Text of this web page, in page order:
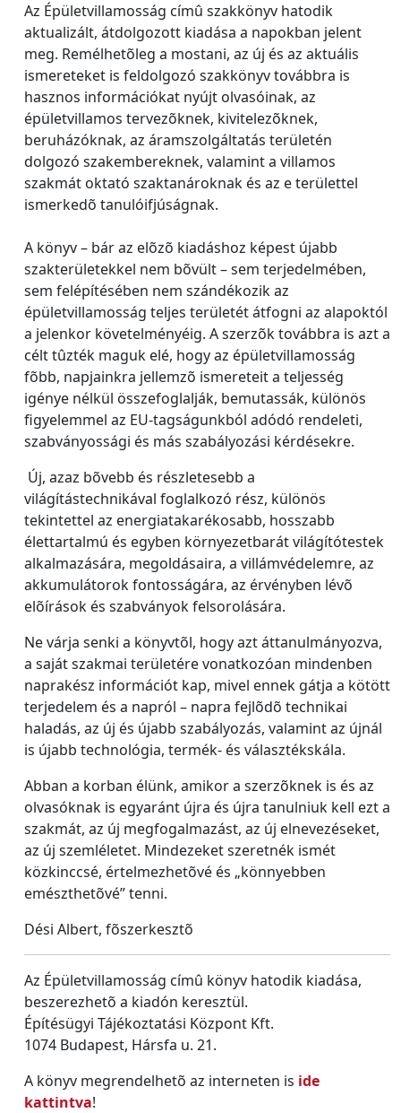
Az Épületvillamosság címû szakkönyv hatodik
aktualizált, átdolgozott kiadása a napokban jelent
meg. Remélhetõleg a mostani, az új és az aktuális
ismereteket is feldolgozó szakkönyv továbbra is
hasznos információkat nyújt olvasóinak, az
épületvillamos tervezõknek, kivitelezõknek,
beruházóknak, az áramszolgáltatás területén
dolgozó szakembereknek, valamint a villamos
szakmát oktató szaktanároknak és az e területtel
ismerkedõ tanulóifjúságnak.
A könyv – bár az elõzõ kiadáshoz képest újabb
szakterületekkel nem bõvült – sem terjedelmében,
sem felépítésében nem szándékozik az
épületvillamosság teljes területét átfogni az alapoktól
a jelenkor követelményéig. A szerzõk továbbra is azt a
célt tûzték maguk elé, hogy az épületvillamosság
fõbb, napjainkra jellemzõ ismereteit a teljesség
igénye nélkül összefoglalják, bemutassák, különös
figyelemmel az EU-tagságunkból adódó rendeleti,
szabványossági és más szabályozási kérdésekre.
Új, azaz bõvebb és részletesebb a
világítástechnikával foglalkozó rész, különös
tekintettel az energiatakarékosabb, hosszabb
élettartalmú és egyben környezetbarát világítótestek
alkalmazására, megoldásaira, a villámvédelemre, az
akkumulátorok fontosságára, az érvényben lévõ
elõírások és szabványok felsorolására.
Ne várja senki a könyvtõl, hogy azt áttanulmányozva,
a saját szakmai területére vonatkozóan mindenben
naprakész információt kap, mivel ennek gátja a kötött
terjedelem és a napról – napra fejlõdõ technikai
haladás, az új és újabb szabályozás, valamint az újnál
is újabb technológia, termék- és választékskála.
Abban a korban élünk, amikor a szerzõknek is és az
olvasóknak is egyaránt újra és újra tanulniuk kell ezt a
szakmát, az új megfogalmazást, az új elnevezéseket,
az új szemléletet. Mindezeket szeretnék ismét
közkinccsé, értelmezhetõvé és „könnyebben
emészthetõvé” tenni.
Dési Albert, fõszerkesztõ
Az Épületvillamosság címû könyv hatodik kiadása,
beszerezhetõ a kiadón keresztül.
Építésügyi Tájékoztatási Központ Kft.
1074 Budapest, Hársfa u. 21.
A könyv megrendelhetõ az interneten is ide
kattintva!